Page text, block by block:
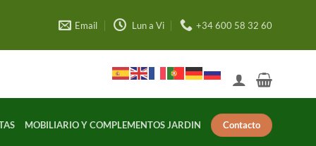
Email Lun a Vi +34 600 58 32 60
MOBILIARIO Y COMPLEMENTOS JARDIN Contacto